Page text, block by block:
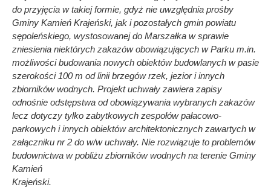
do przyjęcia w takiej formie, gdyż nie uwzględnia prośby
Gminy Kamień Krajeński, jak i pozostałych gmin powiatu
sępoleńskiego, wystosowanej do Marszałka w sprawie
zniesienia niektórych zakazów obowiązujących w Parku m.in.
możliwości budowania nowych obiektów budowlanych w pasie
szerokości 100 m od linii brzegów rzek, jezior i innych
zbiorników wodnych. Projekt uchwały zawiera zapisy
odnośnie odstępstwa od obowiązywania wybranych zakazów
lecz dotyczy tylko zabytkowych zespołów pałacowo-
parkowych i innych obiektów architektonicznych zawartych w
załączniku nr 2 do w/w uchwały. Nie rozwiązuje to problemów
budownictwa w pobliżu zbiorników wodnych na terenie Gminy
Kamień